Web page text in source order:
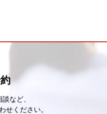
など、
せください。